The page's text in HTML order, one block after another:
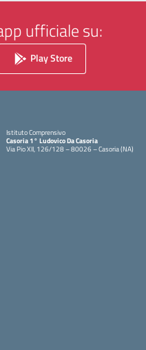
ufficiale su:
Play Store
Istituto Comprensivo
Casoria 1° Ludovico Da Casoria
Via Pio XII, 126/128 – 80026 – Casoria (NA)